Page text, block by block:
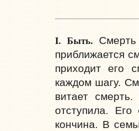
I. Быть. Смерть
приближается
приходит его
каждом шагу.
витает
отступила.
кончина. В